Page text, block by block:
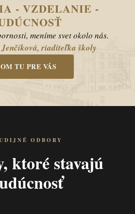
- VZDELANIE -
meníme svet okolo nás.
riaditeľka školy
TU PRE VÁS
ODBORY
ktoré stavajú